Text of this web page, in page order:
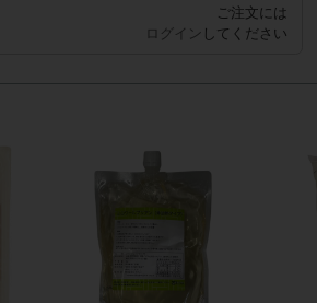
ご注文には
ログイン してください